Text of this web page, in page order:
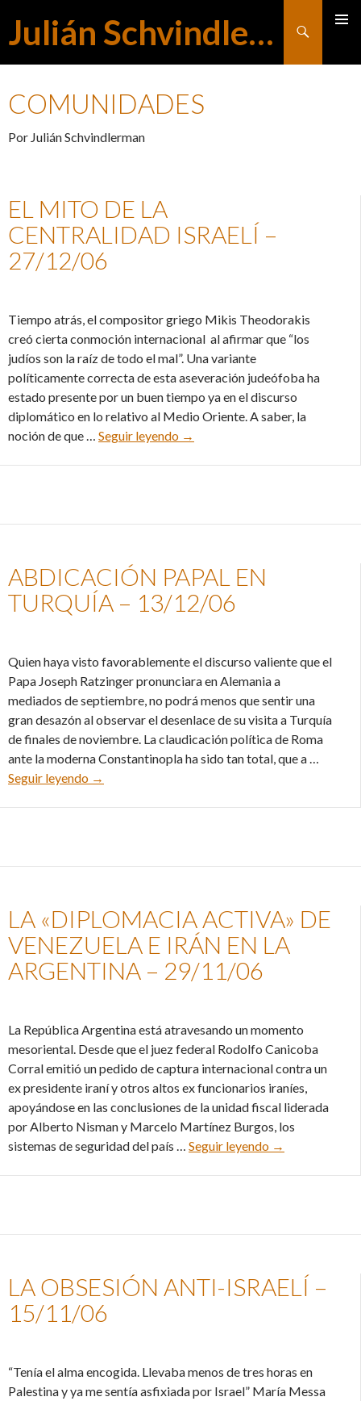
Julián Schvindlerman
Buscar
COMUNIDADES
Por Julián Schvindlerman
EL MITO DE LA
CENTRALIDAD ISRAELÍ –
27/12/06
Tiempo atrás, el compositor griego Mikis Theodorakis
creó cierta conmoción internacional al afirmar que “los
judíos son la raíz de todo el mal”. Una variante
políticamente correcta de esta aseveración judeófoba ha
estado presente por un buen tiempo ya en el discurso
diplomático en lo relativo al Medio Oriente. A saber, la
noción de que … Seguir leyendo El mito de la centralidad Israelí
→
ABDICACIÓN PAPAL EN
TURQUÍA – 13/12/06
Quien haya visto favorablemente el discurso valiente que el
Papa Joseph Ratzinger pronunciara en Alemania a
mediados de septiembre, no podrá menos que sentir una
gran desazón al observar el desenlace de su visita a Turquía
de finales de noviembre. La claudicación política de Roma
ante la moderna Constantinopla ha sido tan total, que a …
Seguir leyendo
Abdicación papal en Turquía – 13/12/06
→
LA «DIPLOMACIA ACTIVA» DE
VENEZUELA E IRÁN EN LA
ARGENTINA – 29/11/06
La República Argentina está atravesando un momento
mesoriental. Desde que el juez federal Rodolfo Canicoba
Corral emitió un pedido de captura internacional contra un
ex presidente iraní y otros altos ex funcionarios iraníes,
apoyándose en las conclusiones de la unidad fiscal liderada
por Alberto Nisman y Marcelo Martínez Burgos, los
sistemas de seguridad del país … Seguir leyendo La
→
LA OBSESIÓN ANTI-ISRAELÍ –
15/11/06
“Tenía el alma encogida. Llevaba menos de tres horas en
Palestina y ya me sentía asfixiada por Israel” María Messa